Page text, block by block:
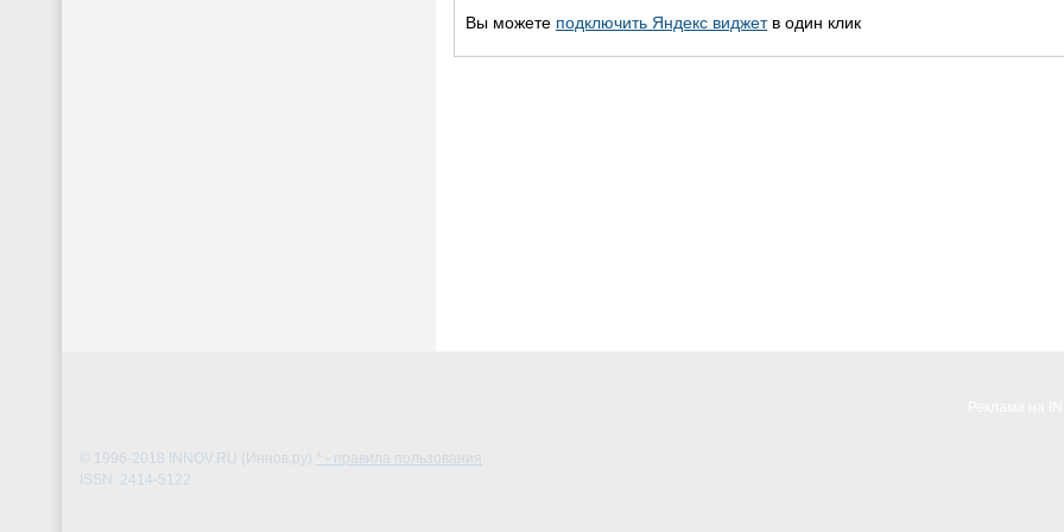
Вы можете подключить Яндекс виджетв один клик
© 1996-2018 INNOV.RU (Иннов.ру) * - правила пользования
ISSN: 2414-5122